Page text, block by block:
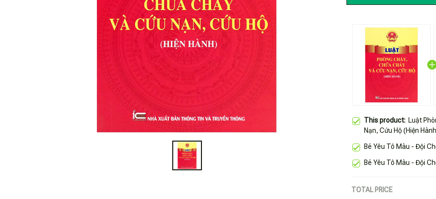
This product: Luật
Nạn, Cứu Hộ (Hiện
Bé Yêu Tô Màu - Đội
Bé Yêu Tô Màu - Đội
TOTAL PRICE